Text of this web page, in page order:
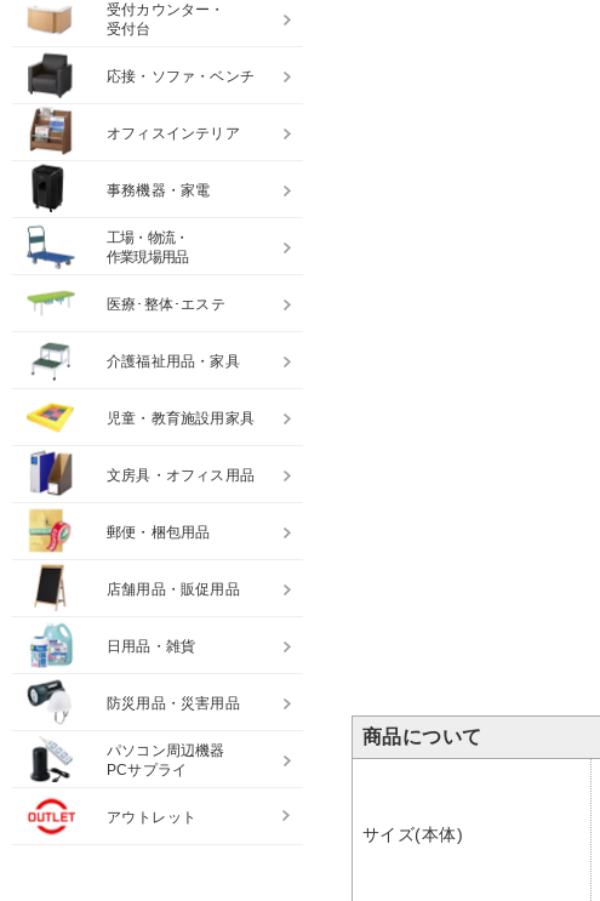
商品について
サイズ(本体)
受付カウンター・
受付台
応接・ソファ・ベンチ
オフィスインテリア
事務機器・家電
工場・物流・
作業現場用品
医療･整体･エステ
介護福祉用品・家具
児童・教育施設用家具
文房具・オフィス用品
郵便・梱包用品
店舗用品・販促用品
日用品・雑貨
防災用品・災害用品
パソコン周辺機器
PCサプライ
アウトレット